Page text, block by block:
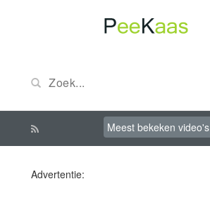
Meest bekeken video's
Advertentie: